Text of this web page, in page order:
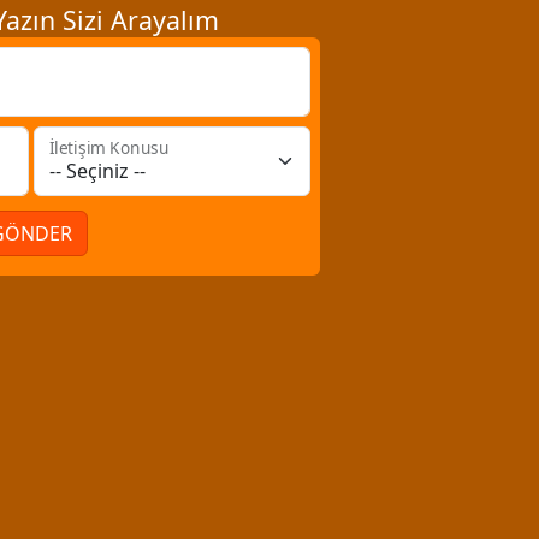
Sizi Arayalım
İletişim Konusu